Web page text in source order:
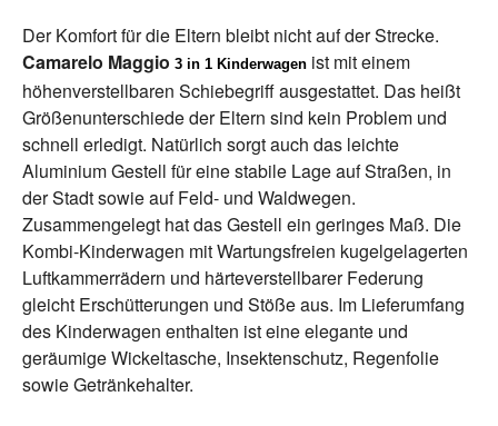
Der Komfort für die Eltern bleibt nicht auf der Strecke.
Camarelo Maggio 3 in 1 Kinderwagen ist mit einem
höhenverstellbaren Schiebegriff ausgestattet. Das heißt
Größenunterschiede der Eltern sind kein Problem und
schnell erledigt. Natürlich sorgt auch das leichte
Aluminium Gestell für eine stabile Lage auf Straßen, in
der Stadt sowie auf Feld- und Waldwegen.
Zusammengelegt hat das Gestell ein geringes Maß. Die
Kombi-Kinderwagen mit Wartungsfreien kugelgelagerten
Luftkammerrädern und härteverstellbarer Federung
gleicht Erschütterungen und Stöße aus. Im Lieferumfang
des Kinderwagen enthalten ist eine elegante und
geräumige Wickeltasche, Insektenschutz, Regenfolie
sowie Getränkehalter.